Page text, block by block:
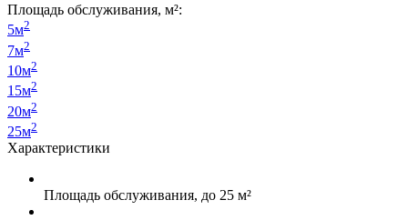
Площадь обслуживания, м²:
5м2
7м2
10м2
15м2
20м2
25м2
Характеристики
Площадь обслуживания, до 25 м²